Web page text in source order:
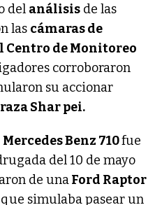
del análisis de las
las cámaras de
de Monitoreo
corroboraron
su accionar
raza Shar pei.
Mercedes Benz 710fue
del 10 de mayo
de unaFord Raptor
simulaba pasear un